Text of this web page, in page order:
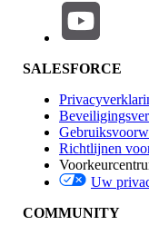
Invloed op functies
Edition
SALESFORCE
Richtlijnen
Uw
COMMUNITY